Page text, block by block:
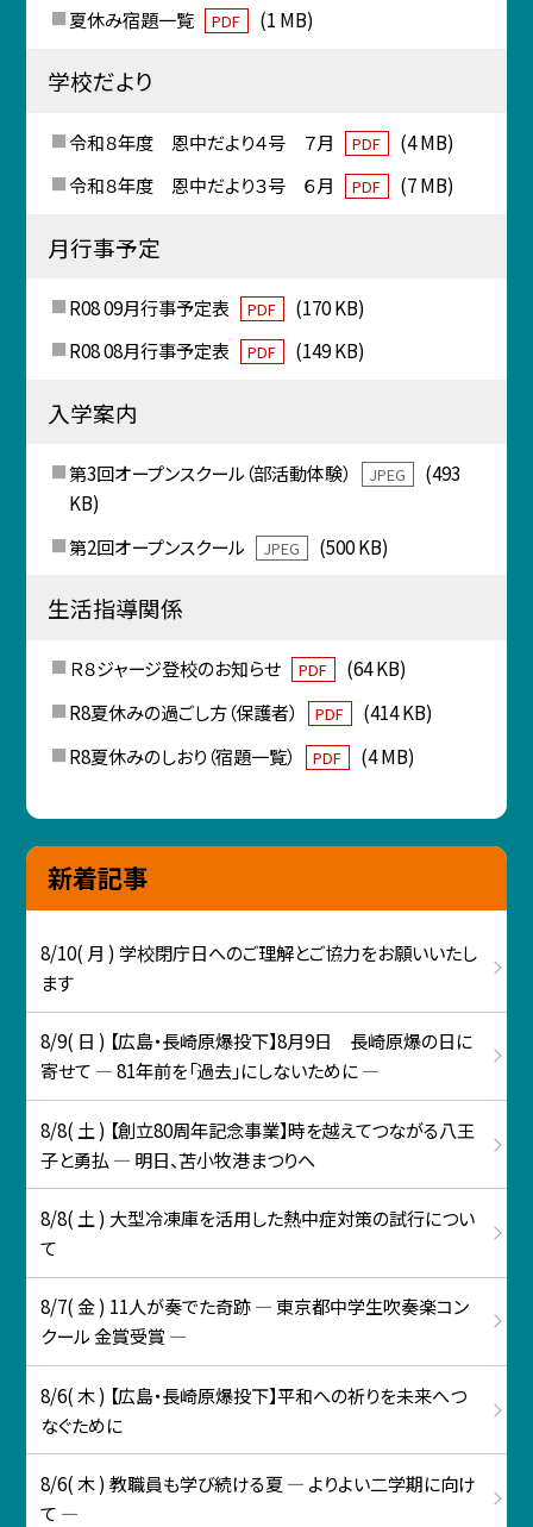
夏休み宿題一覧 PDF (1 MB)
学校だより
令和８年度 恩中だより４号 ７月 PDF
(4 MB)
令和８年度 恩中だより３号 ６月
PDF (7 MB)
月行事予定
R08 09月行事予定表 PDF
(170 KB)
R08 08月行事予定表
PDF (149 KB)
入学案内
第3回オープンスクール（部活動体験） JPEG
(493
KB)
第2回オープンスクール
JPEG (500 KB)
生活指導関係
Ｒ８ジャージ登校のお知らせ PDF
(64 KB)
R8夏休みの過ごし方（保護者）
PDF
(414 KB)
R8夏休みのしおり（宿題一覧）
PDF (4 MB)
新着記事
8/10( 月 ) 学校閉庁日へのご理解とご協力をお願いいたし
ます
8/9( 日 ) 【広島・長崎原爆投下】8月9日 長崎原爆の日に
寄せて ― 81年前を「過去」にしないために ―
8/8( 土 ) 【創立80周年記念事業】時を越えてつながる八王
子と勇払 ― 明日、苫小牧港まつりへ
8/8( 土 ) 大型冷凍庫を活用した熱中症対策の試行につい
て
8/7( 金 ) 11人が奏でた奇跡 ― 東京都中学生吹奏楽コン
クール 金賞受賞 ―
8/6( 木 ) 【広島・長崎原爆投下】平和への祈りを未来へつ
なぐために
8/6( 木 ) 教職員も学び続ける夏 ― よりよい二学期に向け
て ―